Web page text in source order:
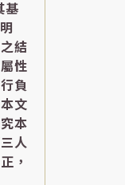
基
結
性
負
文
本
人
，